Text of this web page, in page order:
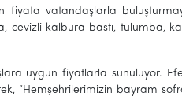
fiyata vatandaşlarla
cevizli kalbura bastı, tulumba,
uygun fiyatlarla sunuluyor.
“Hemşehrilerimizin bayram